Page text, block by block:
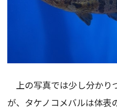
上の写真では少し分かり
が、タケノコメバルは体表